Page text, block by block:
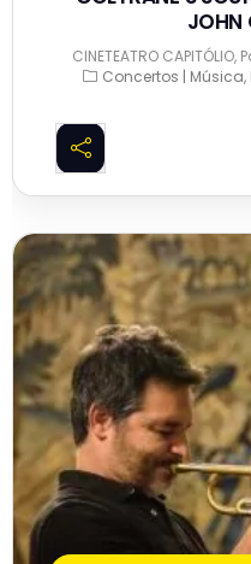
JOHN
CINETEATRO
Concertos | Música